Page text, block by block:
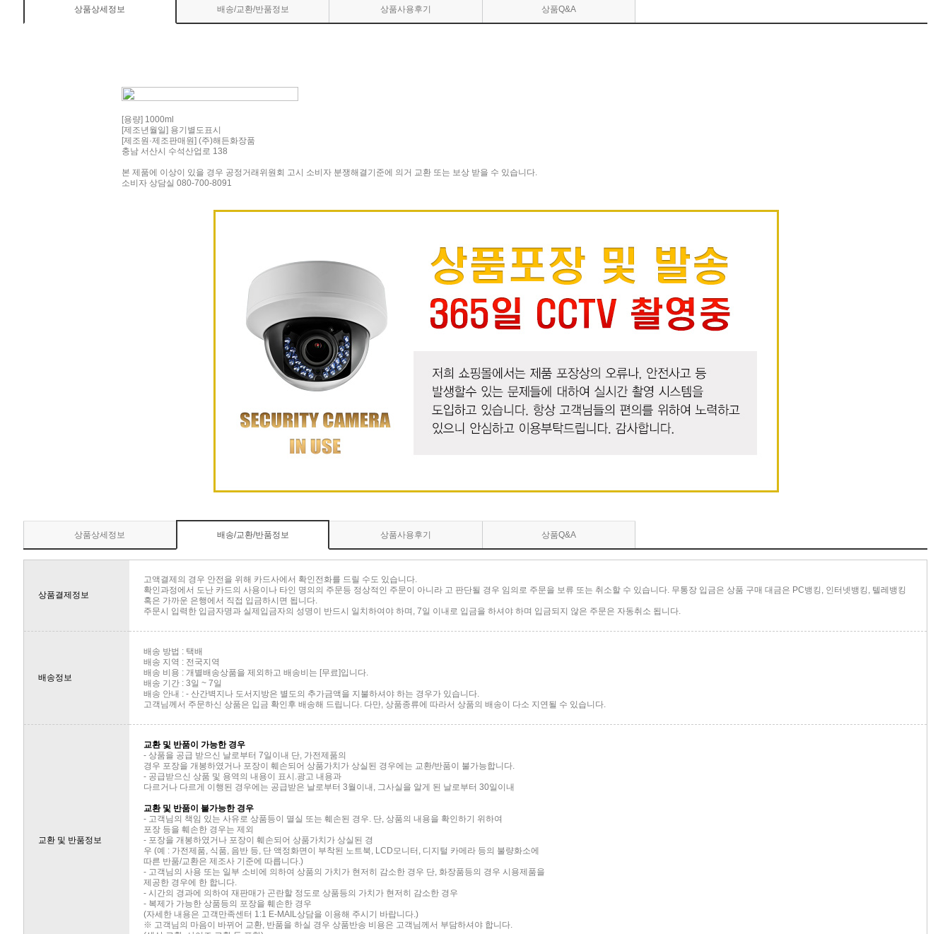
상품상세정보 배송/교환/반품정보 상품사용후기 상품Q&A
[용량] 1000ml
[제조년월일] 용기별도표시
[제조원·제조판매원] (주)해든화장품
충남 서산시 수석산업로 138
본 제품에 이상이 있을 경우 공정거래위원회 고시 소비자 분쟁해결기준에 의거 교환 또는 보상 받을 수 있습니다.
소비자 상담실 080-700-8091
상품상세정보 배송/교환/반품정보 상품사용후기 상품Q&A
상품결제정보
고액결제의 경우 안전을 위해 카드사에서 확인전화를 드릴 수도 있습니다.
확인과정에서 도난 카드의 사용이나 타인 명의의 주문등 정상적인 주문이 아니라 고 판단될 경우 임의로 주문을 보류 또는 취소할 수 있습니다. 무통장 입금은 상품 구매 대금은 PC뱅킹, 인터넷뱅킹, 텔레뱅킹
혹은 가까운 은행에서 직접 입금하시면 됩니다.
주문시 입력한 입금자명과 실제입금자의 성명이 반드시 일치하여야 하며, 7일 이내로 입금을 하셔야 하며 입금되지 않은 주문은 자동취소 됩니다.
배송정보
배송 방법 : 택배
배송 지역 : 전국지역
배송 비용 : 개별배송상품을 제외하고 배송비는 [무료]입니다.
배송 기간 : 3일 ~ 7일
배송 안내 : - 산간벽지나 도서지방은 별도의 추가금액을 지불하셔야 하는 경우가 있습니다.
고객님께서 주문하신 상품은 입금 확인후 배송해 드립니다. 다만, 상품종류에 따라서 상품의 배송이 다소 지연될 수 있습니다.
교환 및 반품정보
교환 및 반품이 가능한 경우
- 상품을 공급 받으신 날로부터 7일이내 단, 가전제품의
경우 포장을 개봉하였거나 포장이 훼손되어 상품가치가 상실된 경우에는 교환/반품이 불가능합니다.
- 공급받으신 상품 및 용역의 내용이 표시.광고 내용과
다르거나 다르게 이행된 경우에는 공급받은 날로부터 3월이내, 그사실을 알게 된 날로부터 30일이내
교환 및 반품이 불가능한 경우
- 고객님의 책임 있는 사유로 상품등이 멸실 또는 훼손된 경우. 단, 상품의 내용을 확인하기 위하여
포장 등을 훼손한 경우는 제외
- 포장을 개봉하였거나 포장이 훼손되어 상품가치가 상실된 경
우 (예 : 가전제품, 식품, 음반 등, 단 액정화면이 부착된 노트북, LCD모니터, 디지털 카메라 등의 불량화소에
따른 반품/교환은 제조사 기준에 따릅니다.)
- 고객님의 사용 또는 일부 소비에 의하여 상품의 가치가 현저히 감소한 경우 단, 화장품등의 경우 시용제품을
제공한 경우에 한 합니다.
- 시간의 경과에 의하여 재판매가 곤란할 정도로 상품등의 가치가 현저히 감소한 경우
- 복제가 가능한 상품등의 포장을 훼손한 경우
(자세한 내용은 고객만족센터 1:1 E-MAIL상담을 이용해 주시기 바랍니다.)
※ 고객님의 마음이 바뀌어 교환, 반품을 하실 경우 상품반송 비용은 고객님께서 부담하셔야 합니다.